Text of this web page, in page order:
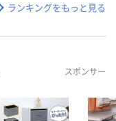
ランキングをもっと見る
スポンサー